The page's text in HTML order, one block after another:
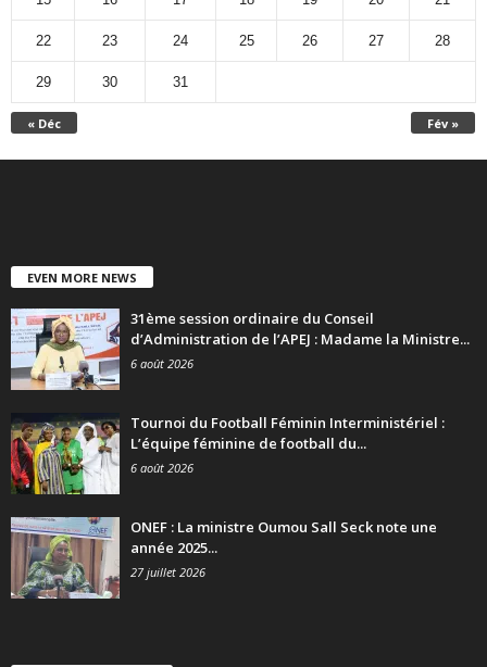
« Déc Fév »
22 23 24 25 26 27 28
29 30 31
EVEN MORE NEWS
31ème session ordinaire du Conseil
d’Administration de l’APEJ : Madame la Ministre...
6 août 2026
Tournoi du Football Féminin Interministériel :
L’équipe féminine de football du...
6 août 2026
ONEF : La ministre Oumou Sall Seck note une
année 2025...
27 juillet 2026